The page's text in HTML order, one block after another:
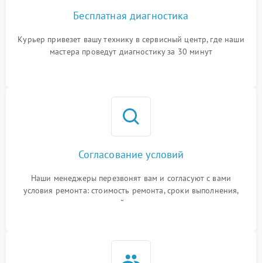
Бесплатная диагностика
Курьер привезет вашу технику в сервисный центр, где наши
мастера проведут диагностику за 30 минут
Согласование условий
Наши менеджеры перезвонят вам и согласуют с вами
условия ремонта: стоимость ремонта, сроки выполнения,
гарантийные условия